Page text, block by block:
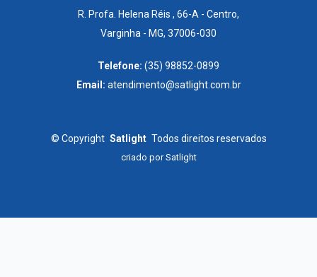
R. Profa. Helena Réis , 66-A - Centro,
Varginha - MG, 37006-030
Telefone: (35) 98852-0899
Email: atendimento@satlight.com.br
© Copyright Satlight Todos direitos reservados
criado porSatlight